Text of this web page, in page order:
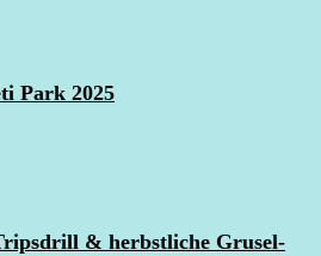
Park 2025
& herbstliche Grusel-